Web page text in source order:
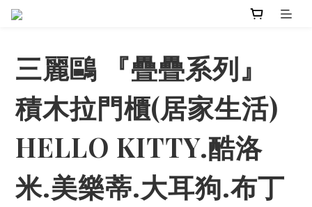
三麗鷗 『疊疊系列』
積木拉門櫃(居家生活)
HELLO KITTY.酷洛
米.美樂蒂.大耳狗.布丁